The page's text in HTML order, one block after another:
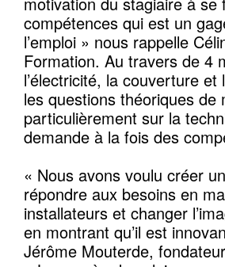
compétences qui est un
l’emploi » nous rappelle
Formation. Au travers de 4
l’électricité, la couverture
les questions théoriques
particulièrement sur la
demande à la fois des
« Nous avons voulu créer
répondre aux besoins en
installateurs et changer
en montrant qu’il est
Jérôme Mouterde,